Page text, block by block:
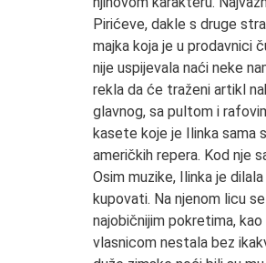
Pirićeve, dakle s druge
majka koja je u prodavnici
nije uspijevala naći neke
rekla da će traženi artikl
glavnog, sa pultom i
kasete koje je Ilinka sama
američkih repera. Kod nje
Osim muzike, Ilinka je
kupovati. Na njenom licu
najobičnijim pokretima,
vlasnicom nestala bez